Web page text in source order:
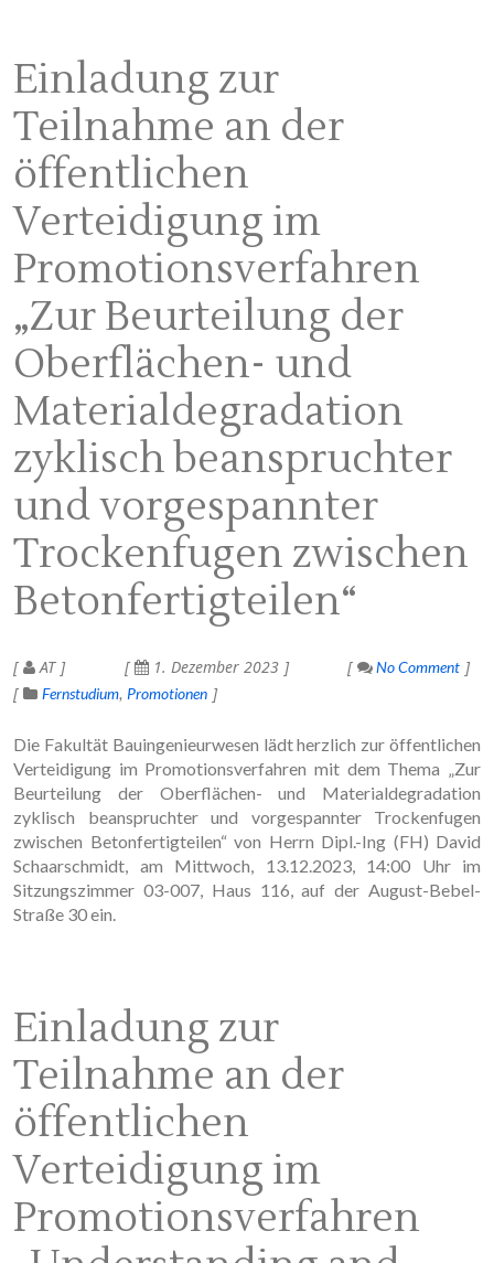
Einladung zur
Teilnahme an der
öffentlichen
Verteidigung im
Promotionsverfahren
„Zur Beurteilung der
Oberflächen- und
Materialdegradation
zyklisch beanspruchter
und vorgespannter
Trockenfugen zwischen
Betonfertigteilen“
AT 1. Dezember 2023
No Comment
Fernstudium Promotionen
Die Fakultät Bauingenieurwesen lädt herzlich zur öffentlichen
Verteidigung im Promotionsverfahren mit dem Thema „Zur
Beurteilung der Oberflächen- und Materialdegradation
zyklisch beanspruchter und vorgespannter Trockenfugen
zwischen Betonfertigteilen“ von Herrn Dipl.-Ing (FH) David
Schaarschmidt, am Mittwoch, 13.12.2023, 14:00 Uhr im
Sitzungszimmer 03-007, Haus 116, auf der August-Bebel-
Straße 30 ein.
Einladung zur
Teilnahme an der
öffentlichen
Verteidigung im
Promotionsverfahren